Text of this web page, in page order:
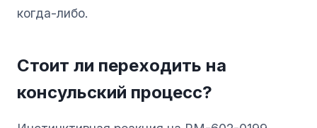
когда-либо.
Стоит ли переходить на
консульский процесс?